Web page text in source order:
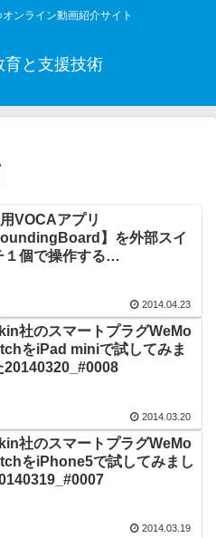
ンライン動画紹介サイト
育と支援技術
VOCAアプリ
】を外部スイ
１個で操作する
2014.04.23
社のスマートプラグWeMo
をiPad miniで試してみま
20140320_#0008
2014.03.20
社のスマートプラグWeMo
をiPhone5で試してみまし
2014.03.19